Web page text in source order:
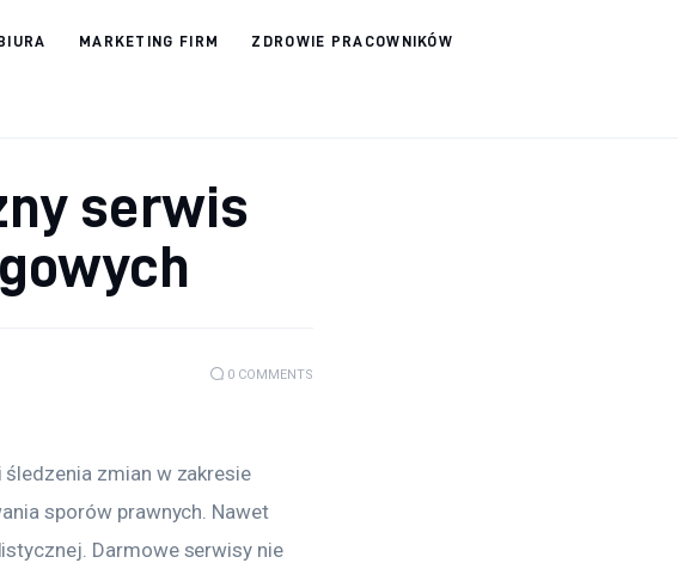
MARKETING FIRM ZDROWIE PRACOWNIKÓW
serwis
0 COMMENTS
zmian w zakresie
sporów prawnych. Nawet
Darmowe serwisy nie